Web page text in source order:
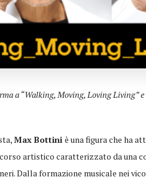
a “Walking, Moving, Loving Living”
Max Bottiniè una figura che ha
artistico caratterizzato da una
Dalla formazione musicale nei